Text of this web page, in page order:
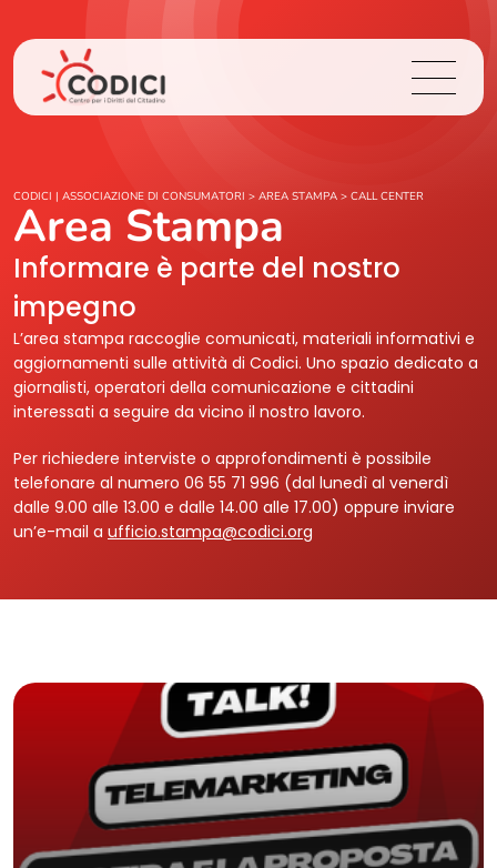
Chi Siamo
Cosa Facciamo
Area Stampa
Contatti
Login
CODICI | ASSOCIAZIONE DI CONSUMATORI > AREA STAMPA > CALL CENTER
Area Stampa
Informare è parte del nostro
impegno
L’area stampa raccoglie comunicati, materiali informativi e
aggiornamenti sulle attività di Codici. Uno spazio dedicato a
giornalisti, operatori della comunicazione e cittadini
interessati a seguire da vicino il nostro lavoro.
Per richiedere interviste o approfondimenti è possibile
telefonare al numero 06 55 71 996 (dal lunedì al venerdì
dalle 9.00 alle 13.00 e dalle 14.00 alle 17.00) oppure inviare
un’e-mail a ufficio.stampa@codici.org